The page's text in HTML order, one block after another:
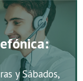
y Sábados,